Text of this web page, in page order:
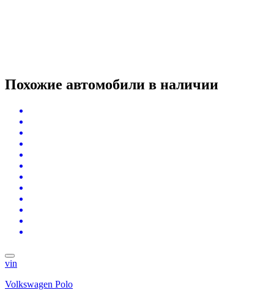
Похожие автомобили в наличии
vin
Volkswagen Polo